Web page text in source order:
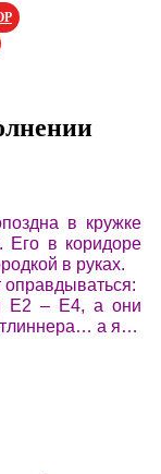
в кружке
Его в коридоре
в руках.
оправдываться:
Е2 – Е4, а они
а я…